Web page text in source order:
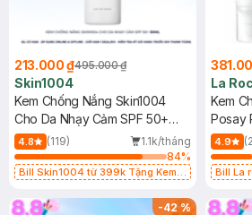
213.000 ₫495.000 ₫
Skin1004
Kem Chống Nắng Skin1004
Cho Da Nhạy Cảm SPF 50+
50ml
4.8 (119)
1.1k/tháng
84%
Bill Skin1004 từ 399k Tặng Kem
SPF 50+ 20ml (SL Có Hạn)
La
Kem
Posay
Kiềm
4.9
Bill La
(SL có
-42%